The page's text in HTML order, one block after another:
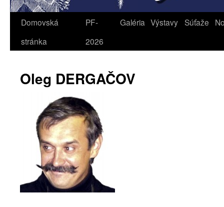
Domovská
stránka
PF-
2026
Galéria Výstavy Súťaže
Oleg DERGAČOV